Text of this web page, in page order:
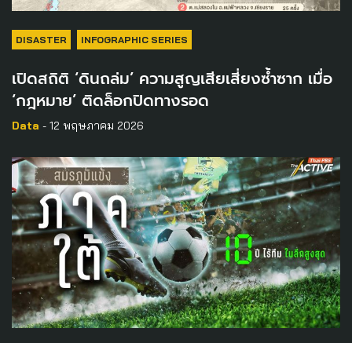
DISASTER INFOGRAPHIC SERIES
เปิดสถิติ ‘ดินถล่ม’ ความสูญเสียเสี่ยงซ้ำซาก เมื่อ
‘กฎหมาย’ ติดล็อกปิดทางรอด
Data - 12 พฤษภาคม 2026